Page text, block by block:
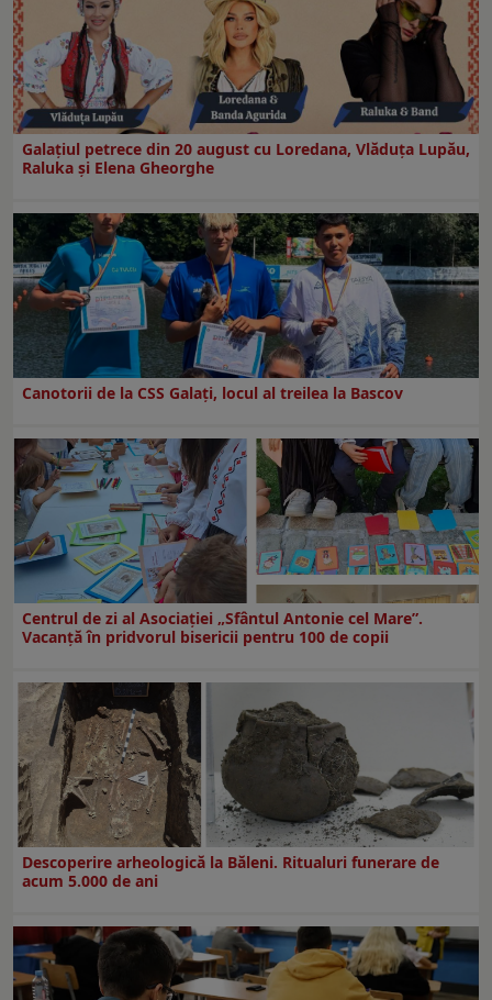
Galaţiul petrece din 20 august cu Loredana, Vlăduța Lupău,
Raluka și Elena Gheorghe
Canotorii de la CSS Galați, locul al treilea la Bascov
Centrul de zi al Asociației „Sfântul Antonie cel Mare”.
Vacanță în pridvorul bisericii pentru 100 de copii
Descoperire arheologică la Băleni. Ritualuri funerare de
acum 5.000 de ani